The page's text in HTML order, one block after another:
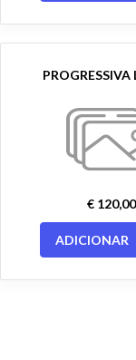
PROGRESSIVA
€ 120,00
ADICIONAR